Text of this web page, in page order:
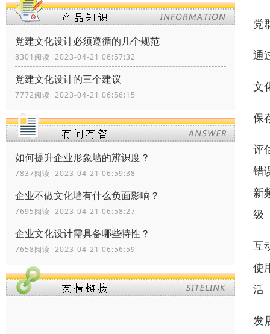
党建文化设计必须遵循的几个规范
8301阅读 2023-04-21 06:57:32
党建文化设计的三个建议
7772阅读 2023-04-21 06:56:15
如何提升企业形象墙的辨识度？
7837阅读 2023-04-21 06:59:38
企业不做文化墙有什么负面影响？
7695阅读 2023-04-21 06:58:27
企业文化设计需具备哪些特性？
7658阅读 2023-04-21 06:56:59
党
通
文
保
评
错
新
级
互
使
活
发